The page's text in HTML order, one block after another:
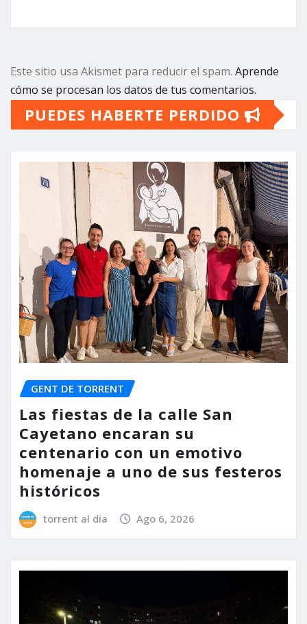
Este sitio usa Akismet para reducir el spam. Aprende
cómo se procesan los datos de tus comentarios.
PUEDES HABERTE PERDIDO
GENT DE TORRENT
Las fiestas de la calle San
Cayetano encaran su
centenario con un emotivo
homenaje a uno de sus festeros
históricos
torrent al dia Ago 6, 2026